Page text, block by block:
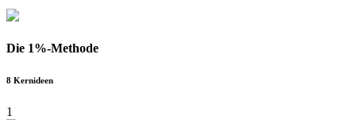
Die 1%-Methode
8 Kernideen
1